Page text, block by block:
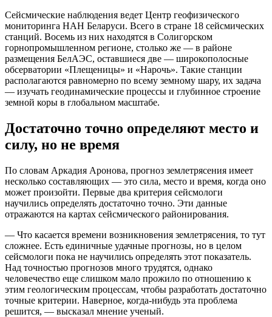
Сейсмические наблюдения ведет Центр геофизического
мониторинга НАН Беларуси. Всего в стране 18 сейсмических
станций. Восемь из них находятся в Солигорском
горнопромышленном регионе, столько же — в районе
размещения БелАЭС, оставшиеся две — широкополосные
обсерватории «Плещеницы» и «Нарочь». Такие станции
располагаются равномерно по всему земному шару, их задача
— изучать геодинамические процессы и глубинное строение
земной коры в глобальном масштабе.
Достаточно точно определяют место и
силу, но не время
По словам Аркадия Аронова, прогноз землетрясения имеет
несколько составляющих — это сила, место и время, когда оно
может произойти. Первые два критерия сейсмологи
научились определять достаточно точно. Эти данные
отражаются на картах сейсмического районирования.
— Что касается времени возникновения землетрясения, то тут
сложнее. Есть единичные удачные прогнозы, но в целом
сейсмологи пока не научились определять этот показатель.
Над точностью прогнозов много трудятся, однако
человечество еще слишком мало прожило по отношению к
этим геологическим процессам, чтобы разработать достаточно
точные критерии. Наверное, когда-нибудь эта проблема
решится, — высказал мнение ученый.